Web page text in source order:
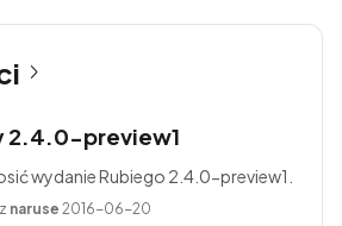
2.4.0-preview1
wydanie Rubiego 2.4.0-preview1.
naruse 2016-06-20